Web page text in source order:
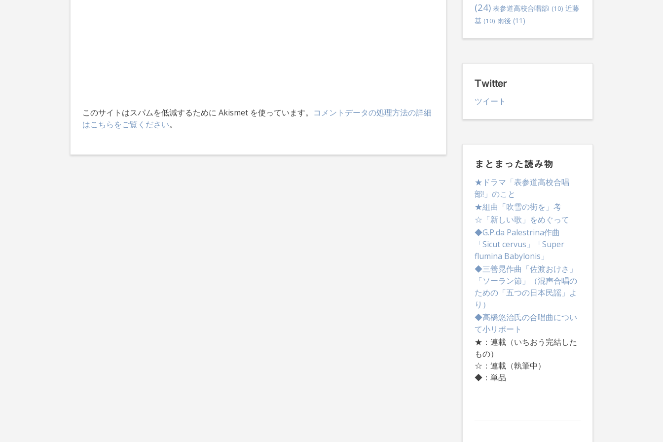
このサイトはスパムを低減するために Akismet を使っています。 コメントデータの処理方法の詳細
はこちらをご覧ください。
(24) 表参道高校合唱部! (10) 近藤
基 (10) 雨後 (11)
Twitter
ツイート
まとまった読み物
★ドラマ「表参道高校合唱
部!」のこと
★組曲「吹雪の街を」考
☆「新しい歌」をめぐって
◆G.P.da Palestrina作曲
「Sicut cervus」「Super
flumina Babylonis」
◆三善晃作曲「佐渡おけさ」
「ソーラン節」（混声合唱の
ための「五つの日本民謡」よ
り）
◆高橋悠治氏の合唱曲につい
て小リポート
★：連載（いちおう完結した
もの）
☆：連載（執筆中）
◆：単品